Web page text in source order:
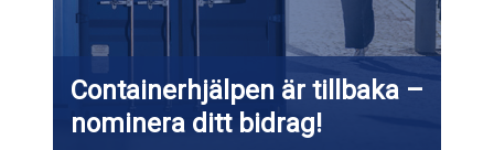
Containerhjälpen är tillbaka –
nominera ditt bidrag!